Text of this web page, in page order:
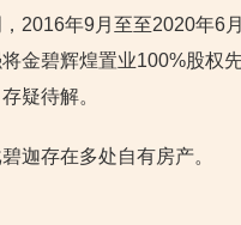
，2016年9月至至2020年6
金碧辉煌置业100%股权
疑待解。
迦存在多处自有房产。